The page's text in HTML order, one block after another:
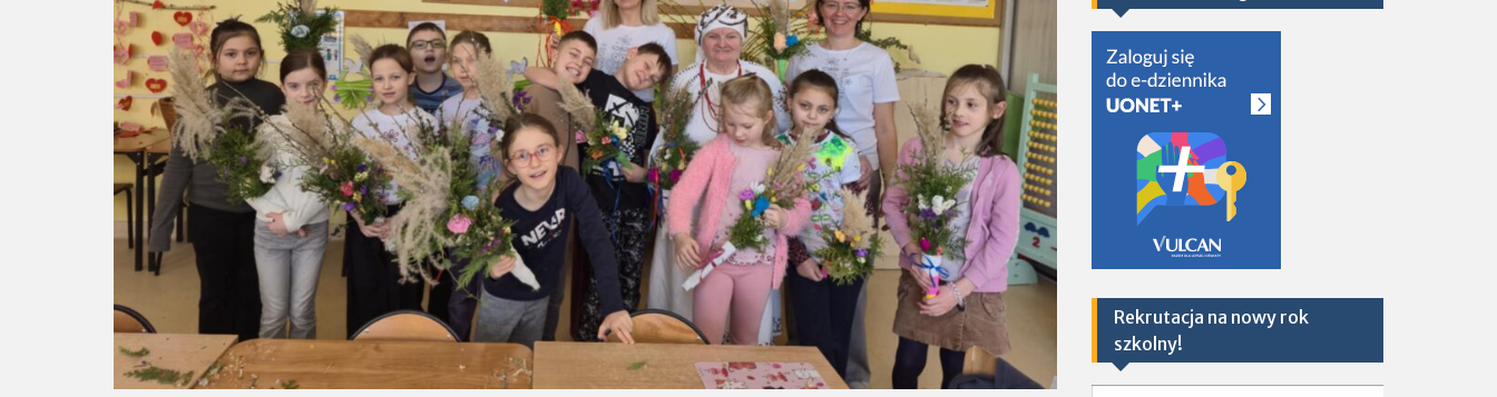
Rekrutacja na nowy rok
szkolny!